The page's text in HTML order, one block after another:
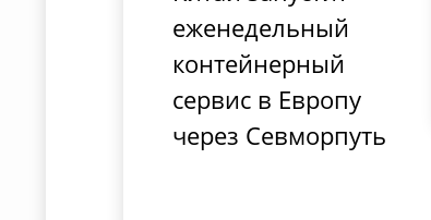
еженедельный
контейнерный
сервис в Европу
через Севморпуть